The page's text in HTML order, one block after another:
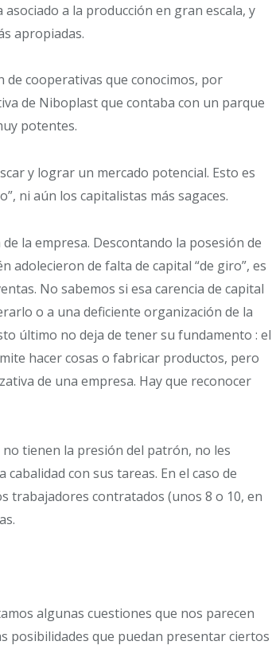
a la producción en gran escala, y
apropiadas.
de cooperativas que conocimos, por
de Niboplast que contaba con un parque
potentes.
y lograr un mercado potencial. Esto es
ni aún los capitalistas más sagaces.
la empresa. Descontando la posesión de
adolecieron de falta de capital “de giro”, es
No sabemos si esa carencia de capital
o a una deficiente organización de la
último no deja de tener su fundamento : el
hacer cosas o fabricar productos, pero
de una empresa. Hay que reconocer
tienen la presión del patrón, no les
con sus tareas. En el caso de
trabajadores contratados (unos 8 o 10, en
algunas cuestiones que nos parecen
posibilidades que puedan presentar ciertos